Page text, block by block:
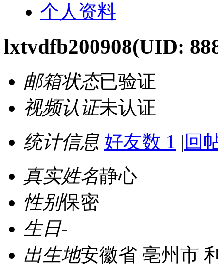
个人资料
lxtvdfb200908(UID:
邮箱状态已验证
视频认证未认证
统计信息 好友数 1 | 回
真实姓名静心
性别保密
生日-
出生地安徽省 亳州市